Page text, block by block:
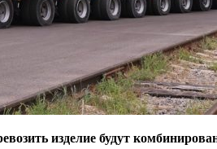
изделие будут